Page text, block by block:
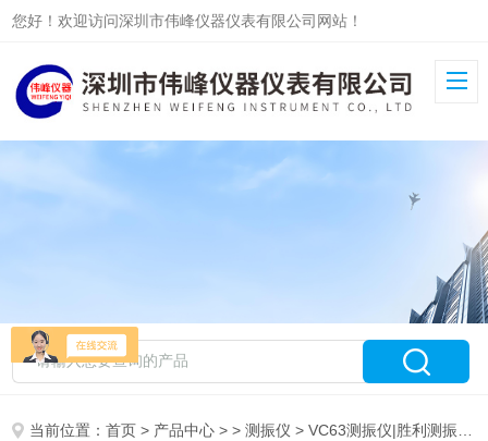
您好！欢迎访问深圳市伟峰仪器仪表有限公司网站！
当前位置：首页 > 产品中心 > >测振仪 > VC63测振仪|胜利测振仪VC63